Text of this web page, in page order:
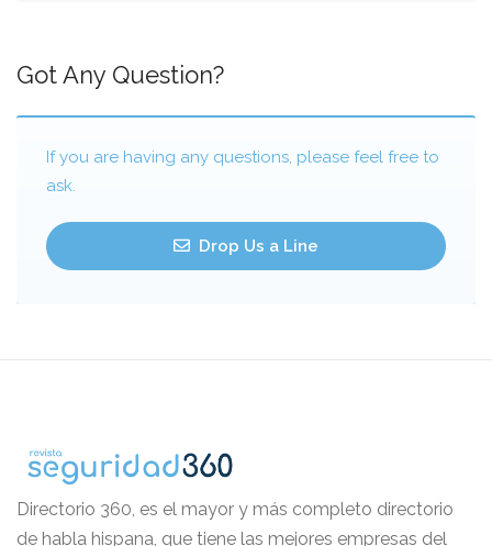
Got Any Question?
If you are having any questions, please feel free to
ask.
Drop Us a Line
Directorio 360, es el mayor y más completo directorio
de habla hispana, que tiene las mejores empresas del